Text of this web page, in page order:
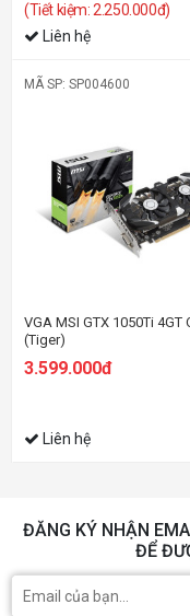
(Tiết kiệm: 2.250.000đ)
Liên hệ
MÃ SP: SP004600
VGA MSI GTX 1050Ti 4GT
(Tiger)
3.599.000đ
Liên hệ
ĐĂNG KÝ NHẬN
ĐỂ